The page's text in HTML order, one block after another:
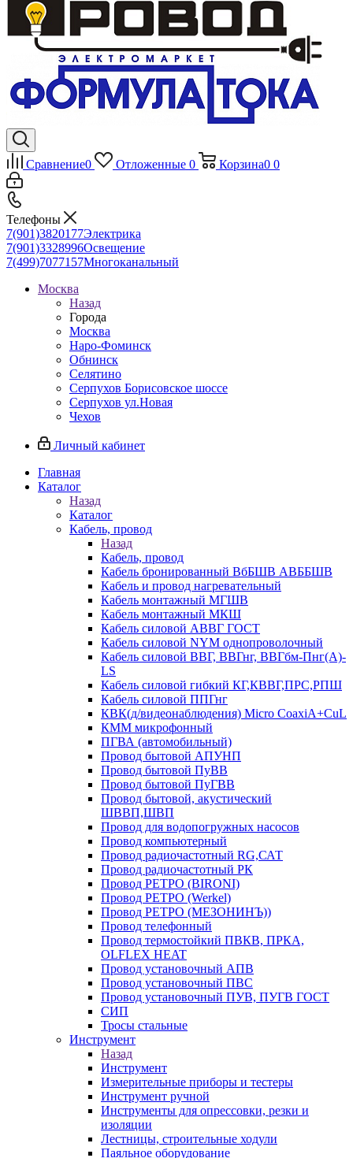
Сравнение0 Отложенные 0 Корзина0 0
Телефоны
7(901)3820177Электрика
7(901)3328996Освещение
7(499)7077157Многоканальный
Москва
Назад
Города
Москва
Наро-Фоминск
Обнинск
Селятино
Серпухов Борисовское шоссе
Серпухов ул.Новая
Чехов
Личный кабинет
Главная
Каталог
Назад
Каталог
Кабель, провод
Назад
Кабель, провод
Кабель бронированный ВбБШВ АВББШВ
Кабель и провод нагревательный
Кабель монтажный МГШВ
Кабель монтажный МКШ
Кабель силовой АВВГ ГОСТ
Кабель силовой NYM однопроволочный
Кабель силовой ВВГ, ВВГнг, ВВГбм-Пнг(А)-
LS
Кабель силовой гибкий КГ,КВВГ,ПРС,РПШ
Кабель силовой ППГнг
КВК(д/видеонаблюдения) Micro CoaxiA+CuL
КММ микрофонный
ПГВА (автомобильный)
Провод бытовой АПУНП
Провод бытовой ПуВВ
Провод бытовой ПуГВВ
Провод бытовой, акустический
ШВВП,ШВП
Провод для водопогружных насосов
Провод компьютерный
Провод радиочастотный RG,САТ
Провод радиочастотный РК
Провод РЕТРО (BIRONI)
Провод РЕТРО (Werkel)
Провод РЕТРО (МЕЗОНИНЪ))
Провод телефонный
Провод термостойкий ПВКВ, ПРКА,
OLFLEX HEAT
Провод установочный АПВ
Провод установочный ПВС
Провод установочный ПУВ, ПУГВ ГОСТ
СИП
Тросы стальные
Инструмент
Назад
Инструмент
Измерительные приборы и тестеры
Инструмент ручной
Инструменты для опрессовки, резки и
изоляции
Лестницы, строительные ходули
Паяльное оборудование